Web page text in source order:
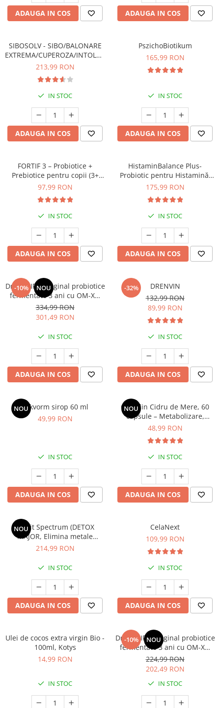
Piele, păr & unghii
Colesterol & tensiune
Performanta sportiva
Sanatate Orala
Anti Intepaturi
Îngrijirea Tenului
Creme de față
Creme cu SPF
Demachiante
Geluri de curățare
Ape micelare
Măști pentru față
Exfoliante
Creme pentru ochi
Creme de corp
Unturi de corp
Uleiuri de corp
Geluri de duș
Protecție Solară
Creme SPF corp
Spray SPF
Uleiuri bronzare
After Sun
Deodorante
Mâini și Unghii
Tratamente unghii
Cosmetice coreene
Mary & May
BIODANCE
OOTD
Cettua
Haruharu Wonder
Medicube
DELLA BORN
Colagen
Crom
Curcumin (Turmeric)
Ghimbir
Ginseng
Glucozamina
Glutation
L-Carnitina
L-Glutamina
Lecitina
Magneziu
Miere de Manuka
Multivitamine
Palmier pitic
Probiotice
Quercetin
Seminte de in
Silimarina
Spirulina
Ulei de cocos
Ulei de peste
Ulei MCT
Vitamina B
Vitamina C
Vitamina D
Vitamina K
Zinc Bisglicinat
ADAUGA IN COS ADAUGA IN COS
SIBOSOLV - SIBO/BALONARE
EXTREMA/CUPEROZA/INTOLERANTE
ALIMENTARE
213,99 RON
IN STOC
ADAUGA IN COS
PszichoBiotikum
165,99 RON
IN STOC
ADAUGA IN COS
FORTIF 3 – Probiotice +
Prebiotice pentru copii (3+
ani)
97,99 RON
IN STOC
ADAUGA IN COS
HistaminBalance Plus-
Probiotic pentru Histamină,
Microbiom și Susținerea
Capsule
175,99 RON
IN STOC
ADAUGA IN COS
-10% NOU
Dr OHHIRA Original probiotice
fermentate 3 ani cu OM-X®
*60 cps
334,99 RON
301,49 RON
IN STOC
ADAUGA IN COS
-32%
DRENVIN
132,99 RON
89,99 RON
IN STOC
ADAUGA IN COS
NOUNikvorm sirop 60 ml
49,99 RON
IN STOC
ADAUGA IN COS
NOU
Oțet din Cidru de Mere, 60
capsule – Metabolizare,
Controlul Glicemiei și Digestie
48,99 RON
IN STOC
ADAUGA IN COS
NOU
Zeolit Spectrum (DETOX
MAJOR, Elimina metale
grele,xenoestrogeni,
alimentari) * 200 cps
214,99 RON
IN STOC
ADAUGA IN COS
CelaNext
109,99 RON
IN STOC
ADAUGA IN COS
Ulei de cocos extra virgin Bio -
100ml, Kotys
14,99 RON
IN STOC
-10% NOU
Dr OHHIRA Original probiotice
fermentate 3 ani cu OM-X®
*30 cps
224,99 RON
202,49 RON
IN STOC